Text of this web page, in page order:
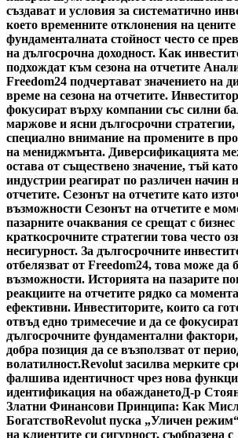
създават и условия за систематично
което временните отклонения на цените
фундаменталната стойност често се
на дългосрочна доходност. Как
подхождат към сезона на отчетите
Freedom24 подчертават значението на
време на сезона на отчетите.
фокусират върху компании със силни
маржове и ясни дългосрочни
специално внимание на промените в
на мениджмънта. Диверсификацията
остава от съществено значение, тъй
индустрии реагират по различен начин
отчетите. Сезонът на отчетите като
възможности Сезонът на отчетите е
пазарните очаквания се срещат с бизнес
краткосрочните стратегии това често
несигурност. За дългосрочните
отбелязват от Freedom24, това може да
възможности. Историята на пазарите
реакциите на отчетите рядко са
ефективни. Инвеститорите, които са
отвъд едно тримесечие и да се
дългосрочните фундаментални
добра позиция да се възползват от
волатилност.Revolut засилва мерките
фалшива идентичност чрез нова
идентификация на обажданетоД-р
Златни Финансови Принципа: Как
БогатствоRevolut пуска „Уличен
на клиентите си сигурност, съобразена с